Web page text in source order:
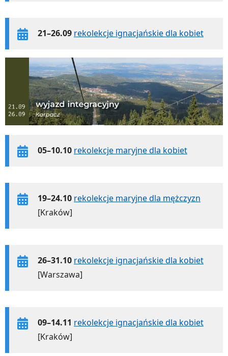
21–26.09 rekolekcje ignacjańskie dla kobiet
05–10.10 rekolekcje maryjne dla kobiet
19–24.10 rekolekcje maryjne dla mężczyzn
[Kraków]
26–31.10 rekolekcje ignacjańskie dla kobiet
[Warszawa]
09–14.11 rekolekcje ignacjańskie dla kobiet
[Kraków]